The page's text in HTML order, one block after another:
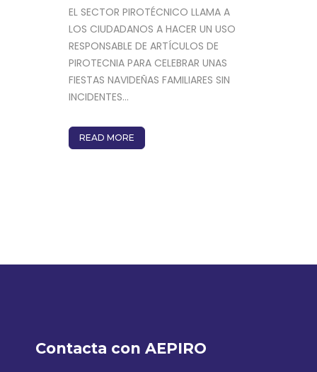
EL SECTOR PIROTÉCNICO LLAMA A
LOS CIUDADANOS A HACER UN USO
RESPONSABLE DE ARTÍCULOS DE
PIROTECNIA PARA CELEBRAR UNAS
FIESTAS NAVIDEÑAS FAMILIARES SIN
INCIDENTES...
READ MORE
Contacta con AEPIRO